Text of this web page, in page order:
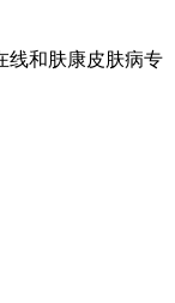
线和肤康皮肤病专